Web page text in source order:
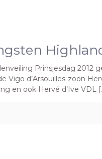
Prinsjesdag
Vigo d’Arsouilles-zoon
en ook Hervé d’Ive VDL